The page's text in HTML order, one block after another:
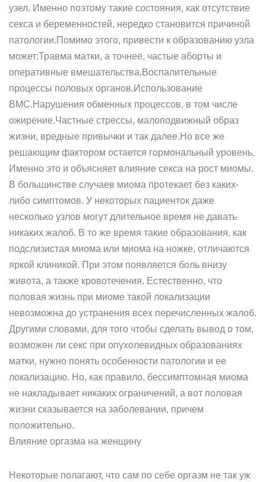
узел. Именно поэтому такие состояния, как отсутствие
секса и беременностей, нередко становится причиной
патологии.Помимо этого, привести к образованию узла
может:Травма матки, а точнее, частые аборты и
оперативные вмешательства.Воспалительные
процессы половых органов.Использование
ВМС.Нарушения обменных процессов, в том числе
ожирение.Частные стрессы, малоподвижный образ
жизни, вредные привычки и так далее.Но все же
решающим фактором остается гормональный уровень.
Именно это и объясняет влияние секса на рост миомы.
В большинстве случаев миома протекает без каких-
либо симптомов. У некоторых пациенток даже
несколько узлов могут длительное время не давать
никаких жалоб. В то же время такие образования, как
подслизистая миома или миома на ножке, отличаются
яркой клиникой. При этом появляется боль внизу
живота, а также кровотечения. Естественно, что
половая жизнь при миоме такой локализации
невозможна до устранения всех перечисленных жалоб.
Другими словами, для того чтобы сделать вывод о том,
возможен ли секс при опухолевидных образованиях
матки, нужно понять особенности патологии и ее
локализацию. Но, как правило, бессимптомная миома
не накладывает никаких ограничений, а вот половая
жизни сказывается на заболевании, причем
положительно.
Влияние оргазма на женщину
Некоторые полагают, что сам по себе оргазм не так уж